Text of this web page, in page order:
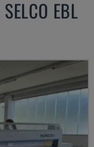
SELCO EBL